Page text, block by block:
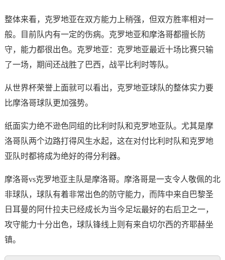
整体来看，克罗地亚在双方能力上稍强，但双方胜率相对一
般。目前队内有一定的伤病。克罗地亚和摩洛哥都擅长防
守，能力都很出色。克罗地亚：克罗地亚最近十场比赛只输
了一场，期间还战胜了巴西，战平比利时等队。
从世界杯荣誉上面就可以看出，克罗地亚球队的整体实力要
比摩洛哥球队更加强势。
纸面实力绝不逊色同组的比利时队和克罗地亚队。尤其是摩
洛哥队两个边路打得风生水起，这在对付比利时队和克罗地
亚队时都将成为绝好的得分利器。
摩洛哥vs克罗地亚主队是摩洛哥。摩洛哥是一支令人敬佩的北
非球队，球队有着非常出色的防守能力，而阵中来自巴黎圣
日耳曼的阿什拉夫已经成长为当今足坛最好的右后卫之一，
攻守能力十分出色，球队锋线上则有来自切尔西的齐耶赫坐
镇。